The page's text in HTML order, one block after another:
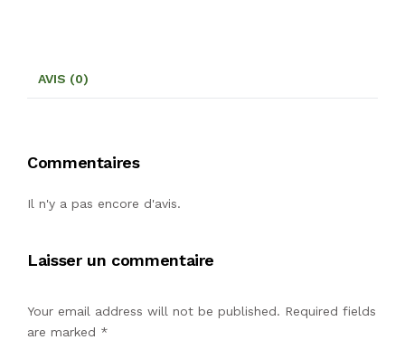
AVIS (0)
Commentaires
Il n'y a pas encore d'avis.
Laisser un commentaire
Your email address will not be published. Required fields
are marked *